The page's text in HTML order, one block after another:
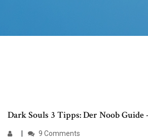
Dark Souls 3 Tipps: Der Noob Guide
9 Comments